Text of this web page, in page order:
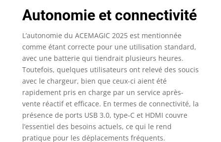
Autonomie et connectivité
L’autonomie du ACEMAGIC 2025 est mentionnée
comme étant correcte pour une utilisation standard,
avec une batterie qui tiendrait plusieurs heures.
Toutefois, quelques utilisateurs ont relevé des soucis
avec le chargeur, bien que ceux-ci aient été
rapidement pris en charge par un service après-
vente réactif et efficace. En termes de connectivité, la
présence de ports USB 3.0, type-C et HDMI couvre
l’essentiel des besoins actuels, ce qui le rend
pratique pour les déplacements fréquents.